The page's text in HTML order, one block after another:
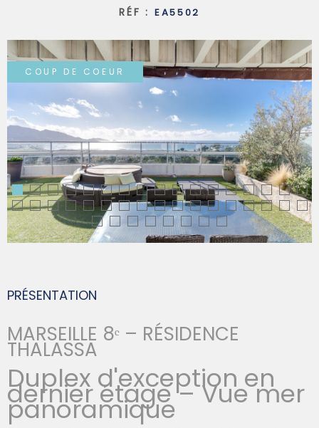
QUI
CONTACT
RÉF :EA5502
COUP DE COEUR
PRÉSENTATION
MARSEILLE 8ᵉ – RÉSIDENCE
THALASSA
Duplex d'exception en
dernier étage – Vue mer
panoramique